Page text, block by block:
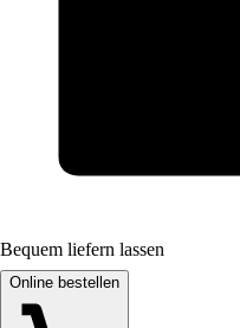
Bequem liefern lassen
Online bestellen